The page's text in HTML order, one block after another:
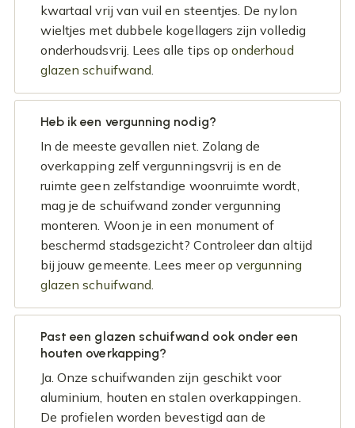
kwartaal vrij van vuil en steentjes. De nylon
wieltjes met dubbele kogellagers zijn volledig
onderhoudsvrij. Lees alle tips oponderhoud
glazen schuifwand.
Heb ik een vergunning nodig?
In de meeste gevallen niet. Zolang de
overkapping zelf vergunningsvrij is en de
ruimte geen zelfstandige woonruimte wordt,
mag je de schuifwand zonder vergunning
monteren. Woon je in een monument of
beschermd stadsgezicht? Controleer dan altijd
bij jouw gemeente. Lees meer op vergunning
glazen schuifwand.
Past een glazen schuifwand ook onder een
houten overkapping?
Ja. Onze schuifwanden zijn geschikt voor
aluminium, houten en stalen overkappingen.
De profielen worden bevestigd aan de